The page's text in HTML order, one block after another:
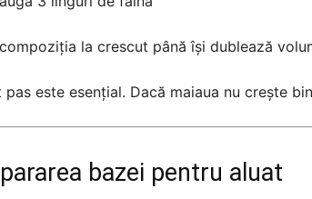
la crescut până își dublează
pas este esențial. Dacă maiaua nu crește
bazei pentru aluat